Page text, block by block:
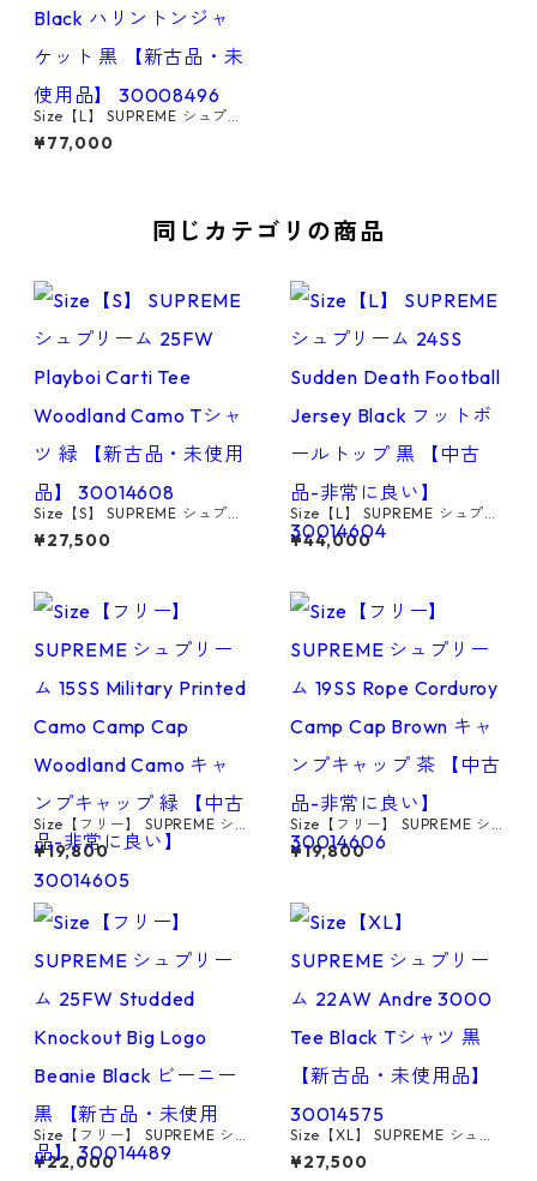
Size【L】 SUPREME シュプリ
ーム 26SS Harrington Jacket
Black ハリントンジャケット
¥77,000
同じカテゴリの商品
Size【S】 SUPREME シュプリ
ーム 25FW Playboi Carti Tee
Woodland Camo Tシャツ 緑
¥27,500
Size【L】 SUPREME シュプリ
ーム 24SS Sudden Death Fo
otball Jersey Black フットボ
¥44,000
Size【フリー】 SUPREME シ
ュプリーム 15SS Military Prin
ted Camo Camp Cap Woodl
and Camo キャンプキャップ
014605
¥19,800
Size【フリー】 SUPREME シ
ュプリーム 19SS Rope Cordur
oy Camp Cap Brown キャン
¥19,800
Size【フリー】 SUPREME シ
ュプリーム 25FW Studded K
nockout Big Logo Beanie Bl
¥22,000
Size【XL】 SUPREME シュプ
リーム 22AW Andre 3000 T
ee Black Tシャツ 黒 【新古
¥27,500